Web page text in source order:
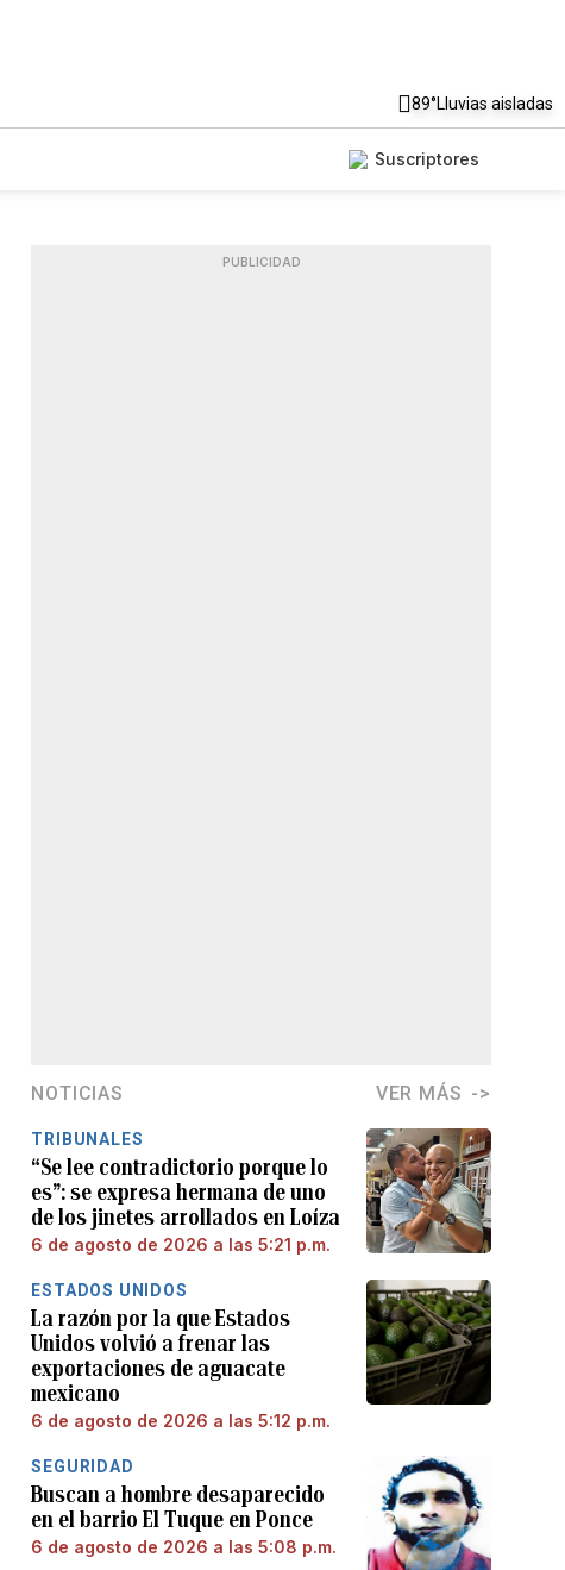
89°Lluvias aisladas
Suscriptores
PUBLICIDAD
NOTICIAS VER MÁS
TRIBUNALES
“Se lee contradictorio porque lo
es”: se expresa hermana de uno
de los jinetes arrollados en Loíza
6 de agosto de 2026 a las 5:21 p.m.
ESTADOS UNIDOS
La razón por la que Estados
Unidos volvió a frenar las
exportaciones de aguacate
mexicano
6 de agosto de 2026 a las 5:12 p.m.
SEGURIDAD
Buscan a hombre desaparecido
en el barrio El Tuque en Ponce
6 de agosto de 2026 a las 5:08 p.m.